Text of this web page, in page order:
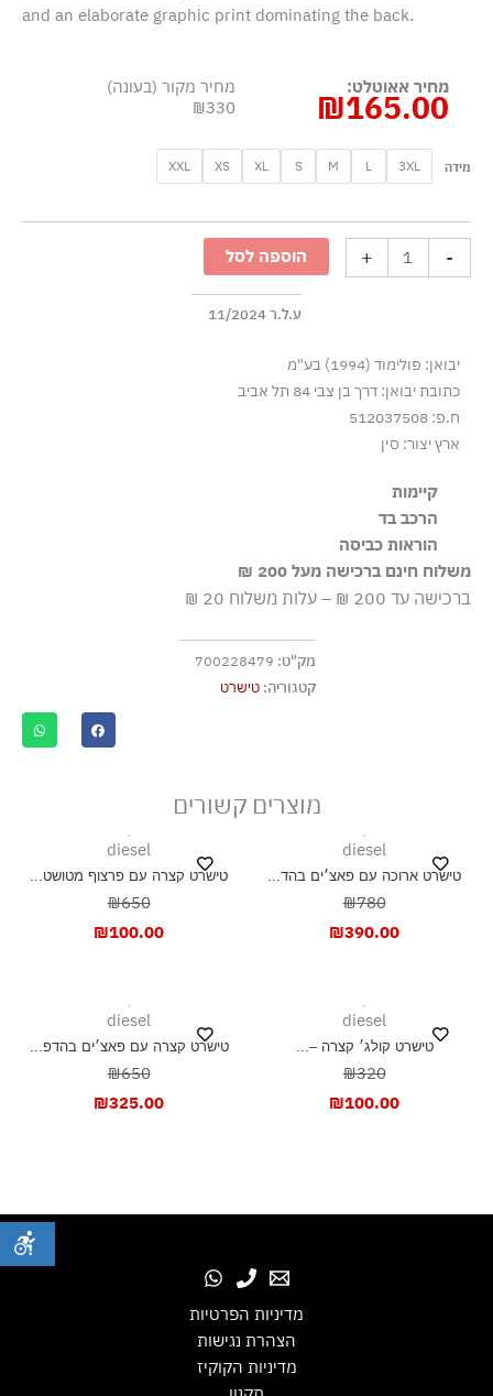
and an elaborate graphic print dominating the back.
מחיר אאוטלט:
₪165.00
מחיר מקור (בעונה)
₪330
מידה 3XL
L
M
S
XL
XS
XXL
-
קצרה
עם
כחול
בהיר
+ הוספה לסל
ע.ל.ר 11/2024
יבואן: פולימוד (1994) בע"מ
כתובת יבואן: דרך בן צבי 84 תל אביב
ח.פ: 512037508
ארץ יצור: סין
קיימות
התומכות במגוון ביולוגי ובמערכות אקולוגיות בריאות.
הרכב בד
100% כותנה
הוראות כביסה
כביסה עדינה במכונה עד ‎30°C
ללא חומרי הלבנה, ללא השריה
גיהוץ בחום נמוך
אסור לנקות בניקוי יבש
משלוח חינם ברכישה מעל 200 ₪
ברכישה עד 200 ₪ – עלות משלוח 20 ₪
מק"ט: 700228479
קטגוריה:טישרט
מוצרים קשורים
diesel
טישרט ארוכה עם פאצ׳ים בהד...
₪780
₪390.00
diesel
טישרט קצרה עם פרצוף מטושט...
₪650
₪100.00
diesel
טישרט קולג׳ קצרה –...
₪320
₪100.00
diesel
טישרט קצרה עם פאצ׳ים בהדפ...
₪650
₪325.00
מדיניות הפרטיות
הצהרת נגישות
מדיניות הקוקיז